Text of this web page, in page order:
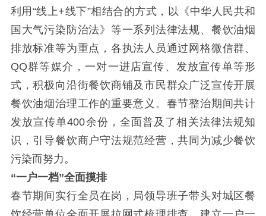
利用 “线上+线下”相结合的方式，以《中华人民共和
国大气污染防治法》等一系列法律法规、餐饮油烟
排放标准等为重点，各执法人员通过网格微信群、
QQ群等媒介，一对一进店宣传、发放宣传单等形
式，积极向沿街餐饮商铺及市民群众广泛宣传开展
餐饮油烟治理工作的重要意义。春节整治期间共计
发放宣传单400余份，全面普及了相关法律法规知
识，引导餐饮商户守法规范经营，共同为减少餐饮
污染而努力。
“一户一档”全面摸排
春节期间实行全员在岗，局领导班子带头对城区餐